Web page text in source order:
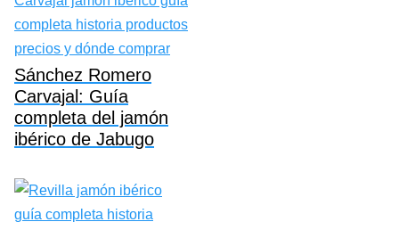
Sánchez Romero
Carvajal: Guía
completa del jamón
ibérico de Jabugo